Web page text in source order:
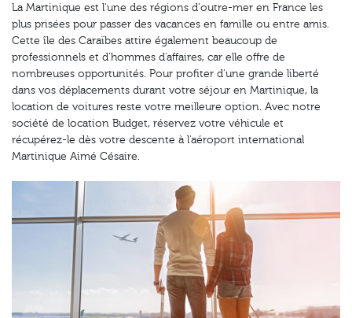
La Martinique est l'une des régions d'outre-mer en France les
plus prisées pour passer des vacances en famille ou entre amis.
Cette île des Caraïbes attire également beaucoup de
professionnels et d'hommes d'affaires, car elle offre de
nombreuses opportunités. Pour profiter d'une grande liberté
dans vos déplacements durant votre séjour en Martinique, la
location de voitures reste votre meilleure option. Avec notre
société de location Budget, réservez votre véhicule et
récupérez-le dès votre descente à l'aéroport international
Martinique Aimé Césaire.